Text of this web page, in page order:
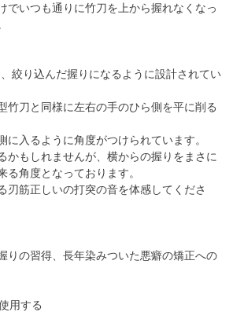
でいつも通りに竹刀を上から握れなくなっ
絞り込んだ握りになるように設計されてい
竹刀と同様に左右の手のひら側を平に削る
に入るように角度がつけられています。
かもしれませんが、横からの握りをまさに
る角度となっております。
刃筋正しいの打突の音を体感してくださ
りの習得、長年染みついた悪癖の矯正への
用する